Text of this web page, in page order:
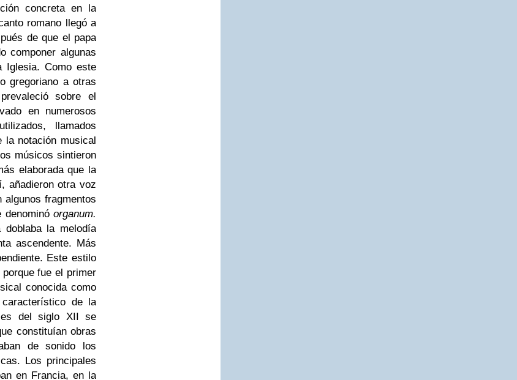
concreta en la
romano llegó a
de que el papa
componer algunas
Iglesia. Como este
gregoriano a otras
sobre el
en numerosos
llamados
la notación musical
músicos sintieron
elaborada que la
añadieron otra voz
algunos fragmentos
organum.
doblaba la melodía
ascendente. Más
Este estilo
fue el primer
conocida como
de la
del siglo XII se
constituían obras
de sonido los
Los principales
en Francia, en la